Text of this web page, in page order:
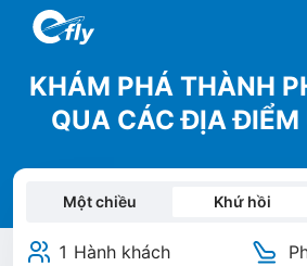
KHÁM PHÁ THÀNH
QUA CÁC ĐỊA ĐIỂM
Một chiều Khứ hồi
1 Hành khách